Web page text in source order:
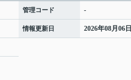
管理コード -
情報更新日 2026年08月06日